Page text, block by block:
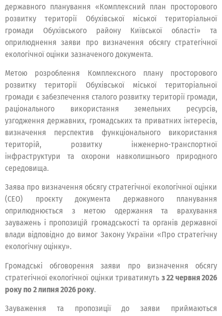
державного планування «Комплексний план просторового
розвитку території Обухівської міської територіальної
громади Обухівського району Київської області» та
оприлюднення заяви про визначення обсягу стратегічної
екологічної оцінки зазначеного документа.
Метою розроблення Комплексного плану просторового
розвитку території Обухівської міської територіальної
громади є забезпечення сталого розвитку території громади,
раціонального використання земельних ресурсів,
узгодження державних, громадських та приватних інтересів,
визначення перспектив функціонального використання
територій, розвитку інженерно-транспортної
інфраструктури та охорони навколишнього природного
середовища.
Заява про визначення обсягу стратегічної екологічної оцінки
(СЕО) проєкту документа державного планування
оприлюднюється з метою одержання та врахування
зауважень і пропозицій громадськості та органів державної
влади відповідно до вимог Закону України «Про стратегічну
екологічну оцінку».
Громадські обговорення заяви про визначення обсягу
стратегічної екологічної оцінки триватимуть з 22 червня 2026
року по 2 липня 2026 року.
Зауваження та пропозиції до заяви приймаються